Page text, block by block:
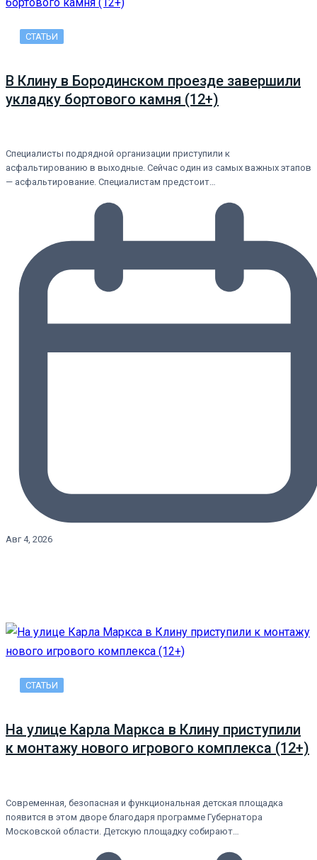
СТАТЬИ
В Клину в Бородинском проезде завершили
укладку бортового камня (12+)
Специалисты подрядной организации приступили к
асфальтированию в выходные. Сейчас один из самых важных этапов
— асфальтирование. Специалистам предстоит…
Авг 4, 2026
СТАТЬИ
На улице Карла Маркса в Клину приступили
к монтажу нового игрового комплекса (12+)
Современная, безопасная и функциональная детская площадка
появится в этом дворе благодаря программе Губернатора
Московской области. Детскую площадку собирают…